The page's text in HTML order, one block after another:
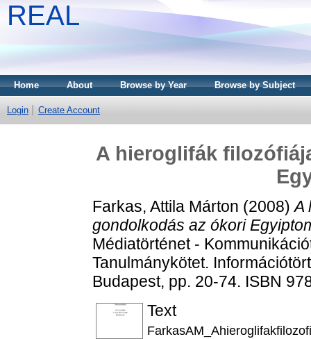
REAL
Home About Browse by Year Browse by Subject
Login Create Account
A hieroglifák
Farkas, Attila Márton (2008)A
gondolkodás az ókori
Médiatörténet -
Tanulmánykötet.
Budapest, pp. 20-74. ISBN
Text